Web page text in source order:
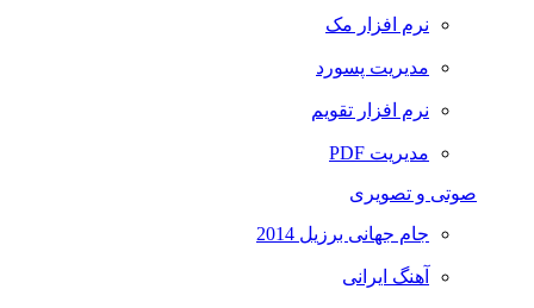
نرم افزار مک
مدیریت پسورد
نرم افزار تقویم
مدیریت PDF
صوتی و تصویری
جام جهانی برزیل 2014
آهنگ ایرانی